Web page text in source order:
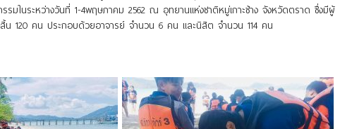
รรมในระหว่างวันที่ 1-4พฤษภาคม 2562 ณ อุทยานแห่งชาติหมู่เกาะช้าง จังหวัดตราด ซึ่งมีผู้
สิ้น 120 คน ประกอบด้วยอาจารย์ จำนวน 6 คน และนิสิต จำนวน 114 คน